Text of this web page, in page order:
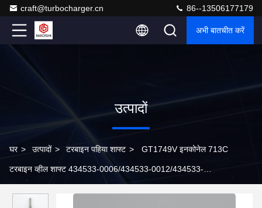
craft@turbocharger.cn 86--13506177179
अभी बातचीत करें
उत्पादों
घर > उत्पादों > टरबाइन पहिया शाफ्ट > GT1749V इनकोनेल 713C
टरबाइन व्हील शाफ्ट 434533-0006/434533-0012/434533-